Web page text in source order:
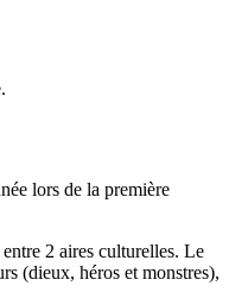
lors de la première
2 aires culturelles. Le
(dieux, héros et monstres),